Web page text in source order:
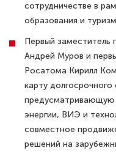
сотрудничестве в
образования и
Первый заместитель
Андрей Муров и
Росатома Кирилл
карту долгосрочного
предусматривающую
энергии, ВИЭ и
совместное
решений на